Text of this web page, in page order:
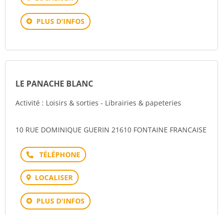
PLUS D'INFOS
LE PANACHE BLANC
Activité : Loisirs & sorties - Librairies & papeteries
10 RUE DOMINIQUE GUERIN 21610 FONTAINE FRANCAISE
Téléphone
LOCALISER
PLUS D'INFOS